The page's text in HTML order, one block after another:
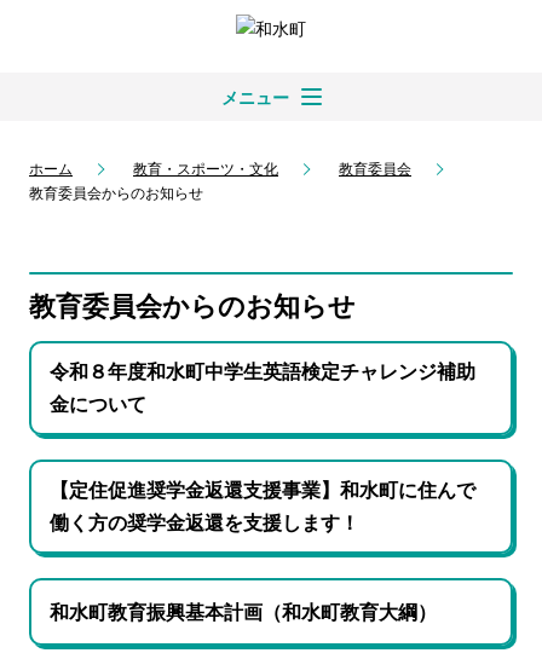
メニュー
ホーム 教育・スポーツ・文化
教育委員会
教育委員会からのお知らせ
教育委員会からのお知らせ
令和８年度和水町中学生英語検定チャレンジ補助
金について
【定住促進奨学金返還支援事業】和水町に住んで
働く方の奨学金返還を支援します！
和水町教育振興基本計画（和水町教育大綱）